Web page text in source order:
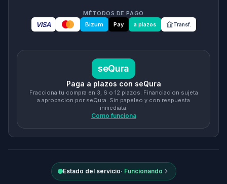
MÉTODOS DE PAGO
VISA Bizum Pay a plazos Transf.
seQura
Paga a plazos con seQura
Fracciona tu compra en 3, 6 o 12 plazos. Financiacion sujeta
a aprobacion por seQura. Sin papeleo y con respuesta
inmediata.
Como funciona
Estado del servicio· Funcionando